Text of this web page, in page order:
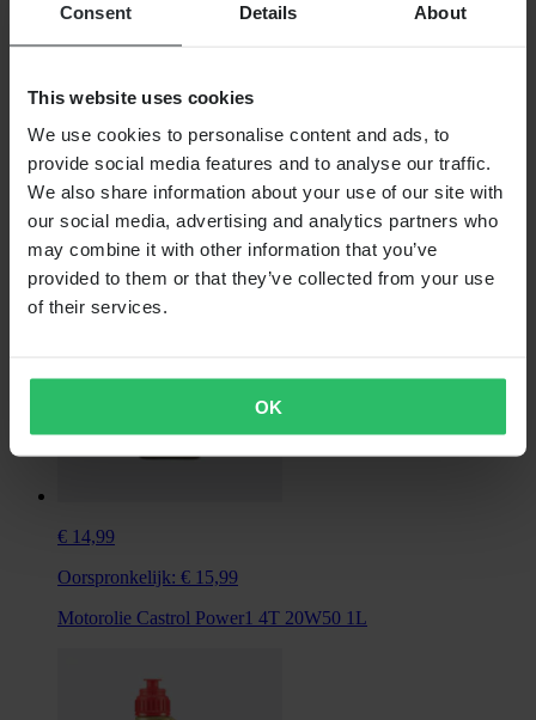
Consent Details About
This website uses cookies
We use cookies to personalise content and ads, to
provide social media features and to analyse our traffic.
We also share information about your use of our site with
our social media, advertising and analytics partners who
may combine it with other information that you’ve
provided to them or that they’ve collected from your use
of their services.
OK
Oorspronkelijk: € 49,99
Achterasvloeistof Castrol Transmax Long Life 75W-90 1L
€ 14,99
Oorspronkelijk: € 15,99
Motorolie Castrol Power1 4T 20W50 1L